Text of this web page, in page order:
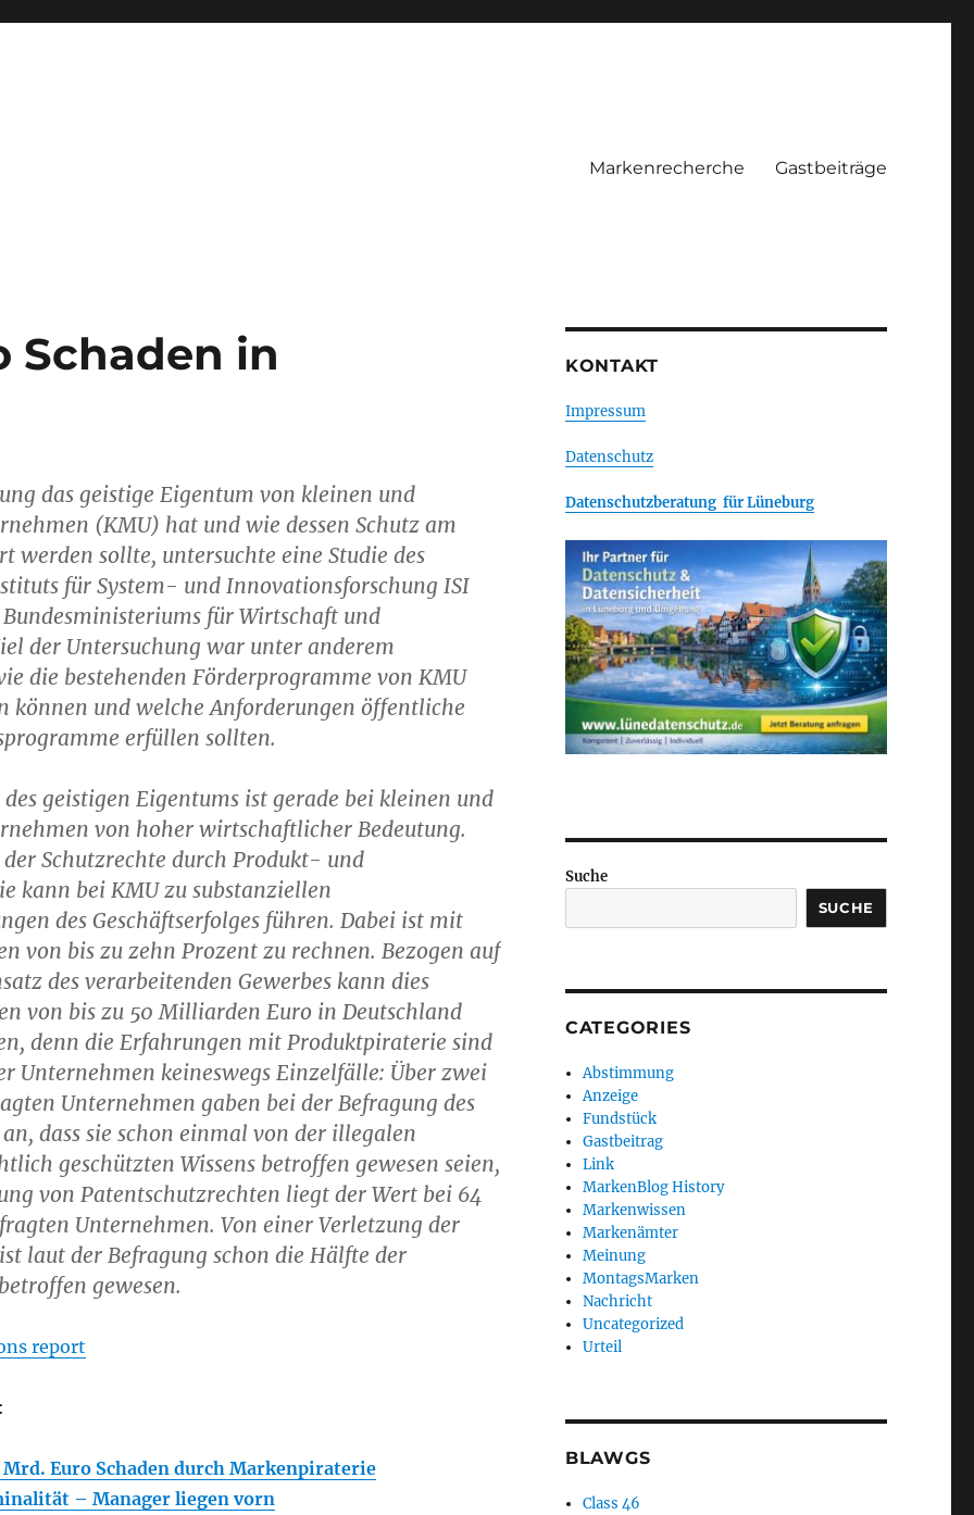
Markenrecherche Gastbeiträge
Schaden in
das geistige Eigentum von kleinen und
(KMU) hat und wie dessen Schutz am
werden sollte, untersuchte eine Studie des
für System- und Innovationsforschung ISI
für Wirtschaft und
der Untersuchung war unter anderem
die bestehenden Förderprogramme von KMU
können und welche Anforderungen öffentliche
erfüllen sollten.
geistigen Eigentums ist gerade bei kleinen und
von hoher wirtschaftlicher Bedeutung.
Schutzrechte durch Produkt- und
kann bei KMU zu substanziellen
des Geschäftserfolges führen. Dabei ist mit
von bis zu zehn Prozent zu rechnen. Bezogen auf
des verarbeitenden Gewerbes kann dies
von bis zu 50 Milliarden Euro in Deutschland
denn die Erfahrungen mit Produktpiraterie sind
Unternehmen keineswegs Einzelfälle: Über zwei
Unternehmen gaben bei der Befragung des
dass sie schon einmal von der illegalen
geschützten Wissens betroffen gewesen seien,
von Patentschutzrechten liegt der Wert bei 64
Unternehmen. Von einer Verletzung der
laut der Befragung schon die Hälfte der
gewesen.
report
Euro Schaden durch Markenpiraterie
– Manager liegen vorn
KONTAKT
Impressum
Datenschutz
Datenschutzberatung für Lüneburg
Suche
SUCHE
CATEGORIES
Abstimmung
Anzeige
Fundstück
Gastbeitrag
Link
MarkenBlog History
Markenwissen
Markenämter
Meinung
MontagsMarken
Nachricht
Uncategorized
Urteil
BLAWGS
Class 46